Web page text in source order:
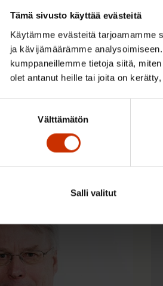
Tämä sivusto käyttää evästeitä
Käytämme evästeitä tarjoamamme
ja kävijämäärämme
kumppaneillemme tietoja siitä,
olet antanut heille tai joita on
Välttämätön
Salli valitut